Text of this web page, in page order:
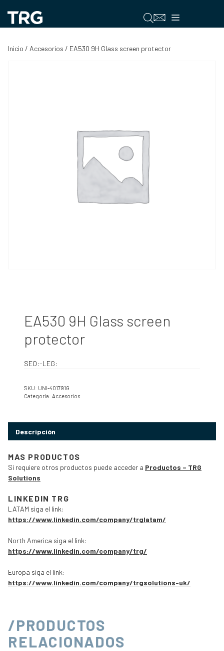
contenido
Menú
Inicio / Accesorios / EA530 9H Glass screen protector
EA530 9H Glass screen
protector
SEO:-LEG:
SKU: UNI-401791G
Categoría: Accesorios
Descripción
MAS PRODUCTOS
Si requiere otros productos puede acceder a Productos – TRG
Solutions
LINKEDIN TRG
LATAM siga el link:
https://www.linkedin.com/company/trglatam/
North America siga el link:
https://www.linkedin.com/company/trg/
Europa siga el link:
https://www.linkedin.com/company/trgsolutions-uk/
/PRODUCTOS
RELACIONADOS